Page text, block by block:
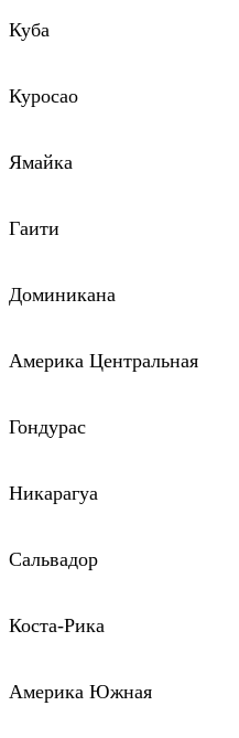
Куба
Куросао
Ямайка
Гаити
Доминикана
Америка Центральная
Гондурас
Никарагуа
Сальвадор
Коста-Рика
Америка Южная